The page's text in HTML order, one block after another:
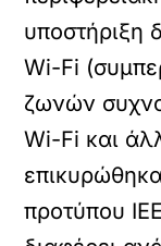
υποστήριξη
Wi-Fi
ζωνών
Wi-Fi και
προτύπου